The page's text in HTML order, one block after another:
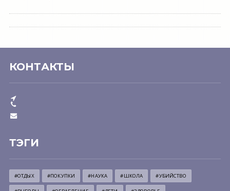
КОНТАКТЫ
ТЭГИ
#ОТДЫХ #ПОКУПКИ #НАУКА #ШКОЛА #УБИЙСТВО